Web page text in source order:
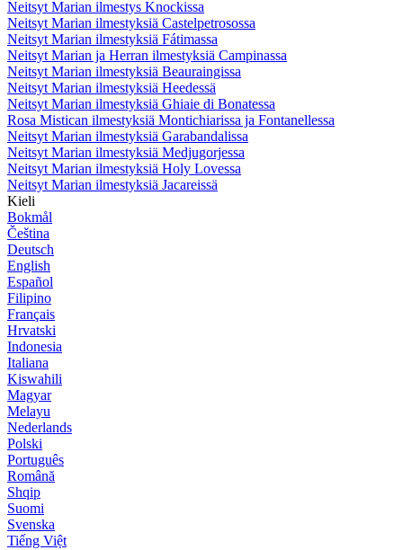
Neitsyt Marian ilmestys Knockissa
Neitsyt Marian ilmestyksiä Castelpetrosossa
Neitsyt Marian ilmestyksiä Fátimassa
Neitsyt Marian ja Herran ilmestyksiä Campinassa
Neitsyt Marian ilmestyksiä Beauraingissa
Neitsyt Marian ilmestyksiä Heedessä
Neitsyt Marian ilmestyksiä Ghiaie di Bonatessa
Rosa Mistican ilmestyksiä Montichiarissa ja Fontanellessa
Neitsyt Marian ilmestyksiä Garabandalissa
Neitsyt Marian ilmestyksiä Medjugorjessa
Neitsyt Marian ilmestyksiä Holy Lovessa
Neitsyt Marian ilmestyksiä Jacareissä
Kieli
Bokmål
Čeština
Deutsch
English
Español
Filipino
Français
Hrvatski
Indonesia
Italiana
Kiswahili
Magyar
Melayu
Nederlands
Polski
Português
Română
Shqip
Suomi
Svenska
Tiếng Việt